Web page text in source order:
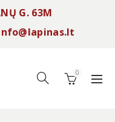
G. 63M
0